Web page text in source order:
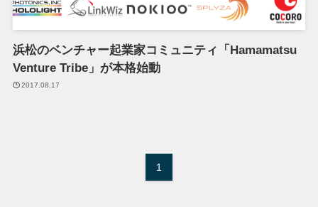
浜松のベンチャー起業家コミュニティ「Hamamatsu
Venture Tribe」が本格始動
2017.08.17
1